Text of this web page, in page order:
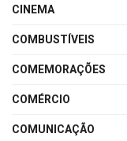
CINEMA
COMBUSTÍVEIS
COMEMORAÇÕES
COMÉRCIO
COMUNICAÇÃO